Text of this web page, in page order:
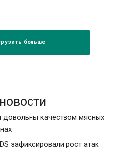
больше
довольны качеством мясных
зафиксировали рост атак